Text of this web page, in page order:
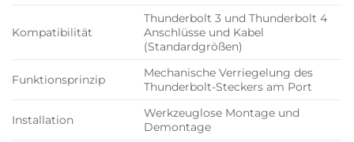
Kompatibilität
Thunderbolt 3 und Thunderbolt 4
Anschlüsse und Kabel
(Standardgrößen)
Funktionsprinzip
Mechanische Verriegelung des
Thunderbolt-Steckers am Port
Installation
Werkzeuglose Montage und
Demontage